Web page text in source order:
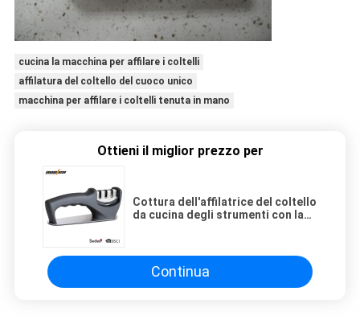
cucina la macchina per affilare i coltelli
affilatura del coltello del cuoco unico
macchina per affilare i coltelli tenuta in mano
Ottieni il miglior prezzo per
Cottura dell'affilatrice del coltello
da cucina degli strumenti con la
Continua